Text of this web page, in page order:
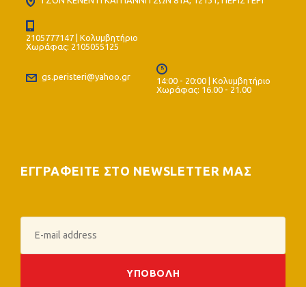
2105777147 | Κολυμβητήριο
Χωράφας: 2105055125
gs.peristeri@yahoo.gr
14:00 - 20:00 | Κολυμβητήριο
Χωράφας: 16.00 - 21.00
ΕΓΓΡΑΦΕΙΤΕ ΣΤΟ NEWSLETTER ΜΑΣ